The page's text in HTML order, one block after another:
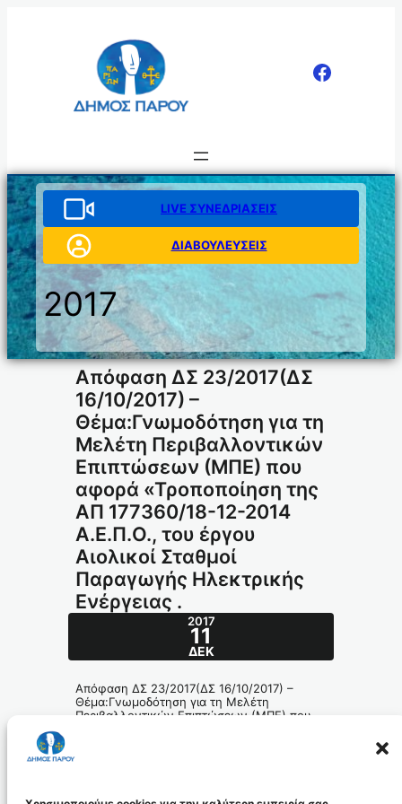
LIVE ΣΥΝΕΔΡΙΑΣΕΙΣ
ΔΙΑΒΟΥΛΕΥΣΕΙΣ
2017
Απόφαση ΔΣ 23/2017(ΔΣ
16/10/2017) –
Θέμα:Γνωμοδότηση για τη
Μελέτη Περιβαλλοντικών
Επιπτώσεων (ΜΠΕ) που
αφορά «Τροποποίηση της
ΑΠ 177360/18-12-2014
Α.Ε.Π.Ο., του έργου
Αιολικοί Σταθμοί
Παραγωγής Ηλεκτρικής
Ενέργειας .
2017
11
ΔΕΚ
Απόφαση ΔΣ 23/2017(ΔΣ 16/10/2017) –
Θέμα:Γνωμοδότηση για τη Μελέτη
Περιβαλλοντικών Επιπτώσεων (ΜΠΕ) που
338-2017_id5218